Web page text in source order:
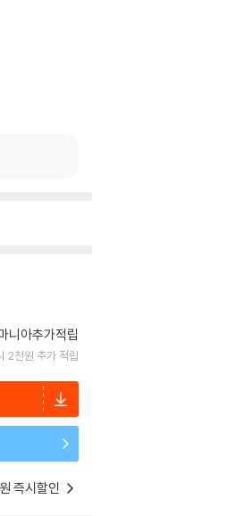
니아추가적립
2천원 추가 적립
즉시할인